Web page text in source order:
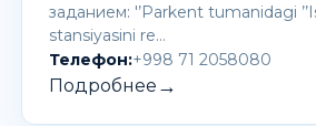
заданием: '’Parkent tumanidagi
stansiyasini re…
Телефон:+998 71 2058080
Подробнее →